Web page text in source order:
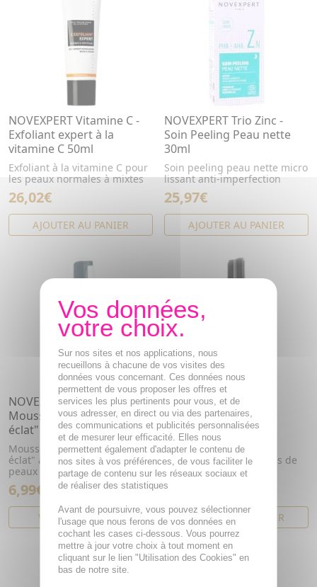
NOVEXPERT Vitamine C -
Exfoliant expert à la
vitamine C 50ml
Exfoliant à la vitamine C pour
les peaux normales à mixtes
26,02€
AJOUTER AU PANIER
NOVEXPERT Trio Zinc -
Soin Peeling Peau nette
30ml
Soin peeling peau nette micro
lissant anti-imperfection
25,97€
AJOUTER AU PANIER
NOVEXPERT Vitamine C -
Mousse nettoyante "Flash
éclat" 40ml
Mousse nettoyante "Flash
éclat" à la vitamine C pour les
peaux normales à mixtes
6,99€
VOIR CET ARTICLE
NOVEXPERT Acide
Hyaluronique - Eau
micellaire 200ml
Eau micellaire à l'acide
hyaluronique, tous types de
peaux
19,71€
AJOUTER AU PANIER
Sur nos sites et nos applications, nous
recueillons à chacune de vos visites des
données vous concernant. Ces données nous
permettent de vous proposer les offres et
services les plus pertinents pour vous, et de
vous adresser, en direct ou via des partenaires,
des communications et publicités personnalisées
et de mesurer leur efficacité. Elles nous
permettent également d'adapter le contenu de
nos sites à vos préférences, de vous faciliter le
partage de contenu sur les réseaux sociaux et
de réaliser des statistiques
Avant de poursuivre, vous pouvez sélectionner
l'usage que nous ferons de vos données en
cochant les cases ci-dessous. Vous pourrez
mettre à jour votre choix à tout moment en
cliquant sur le lien "Utilisation des Cookies" en
bas de notre site.